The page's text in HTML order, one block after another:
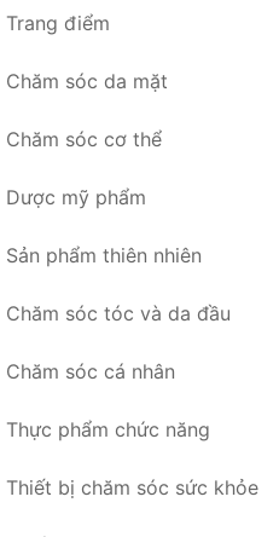
Trang điểm
Chăm sóc da mặt
Chăm sóc cơ thể
Dược mỹ phẩm
Sản phẩm thiên nhiên
Chăm sóc tóc và da đầu
Chăm sóc cá nhân
Thực phẩm chức năng
Thiết bị chăm sóc sức khỏe